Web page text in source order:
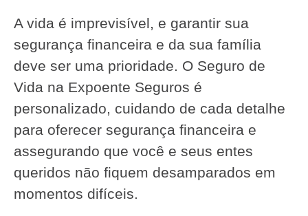
A vida é imprevisível, e garantir sua
segurança financeira e da sua família
deve ser uma prioridade. O Seguro de
Vida na Expoente Seguros é
personalizado, cuidando de cada detalhe
para oferecer segurança financeira e
assegurando que você e seus entes
queridos não fiquem desamparados em
momentos difíceis.